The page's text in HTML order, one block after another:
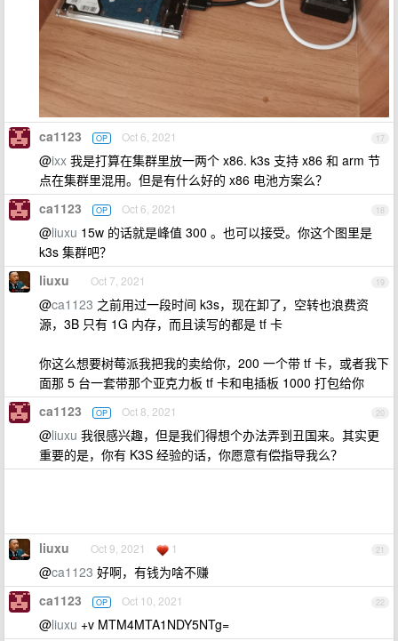
17
ca1123 OP Oct 6, 2021
@ixx 我是打算在集群里放一两个 x86. k3s 支持 x86 和 arm 节
点在集群里混用。但是有什么好的 x86 电池方案么？
18
ca1123 OP Oct 6, 2021
@liuxu 15w 的话就是峰值 300 。也可以接受。你这个图里是
k3s 集群吧？
19
liuxu Oct 7, 2021
@ca1123 之前用过一段时间 k3s，现在卸了，空转也浪费资
源，3B 只有 1G 内存，而且读写的都是 tf 卡
你这么想要树莓派我把我的卖给你，200 一个带 tf 卡，或者我下
面那 5 台一套带那个亚克力板 tf 卡和电插板 1000 打包给你
20
ca1123 OP Oct 8, 2021
@liuxu 我很感兴趣，但是我们得想个办法弄到丑国来。其实更
重要的是，你有 K3S 经验的话，你愿意有偿指导我么？
21
liuxu Oct 9, 2021 1
@ca1123 好啊，有钱为啥不赚
22
ca1123 OP Oct 10, 2021
@liuxu +v MTM4MTA1NDY5NTg=